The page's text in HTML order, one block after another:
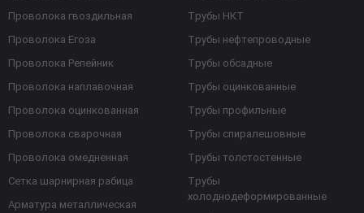
Проволока гвоздильная
Проволока Егоза
Проволока Репейник
Проволока наплавочная
Проволока оцинкованная
Проволока сварочная
Проволока омедненная
Сетка шарнирная рабица
Арматура металлическая
Трубы НКТ
Трубы нефтепроводные
Трубы обсадные
Трубы оцинкованные
Трубы профильные
Трубы спиралешовные
Трубы толстостенные
Трубы
холоднодеформированные